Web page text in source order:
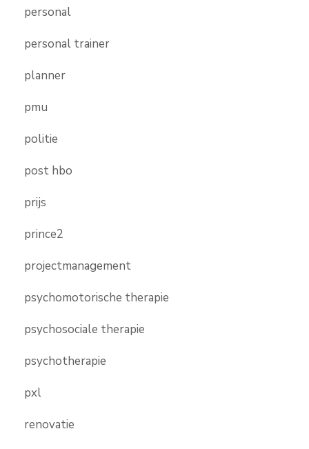
personal
personal trainer
planner
pmu
politie
post hbo
prijs
prince2
projectmanagement
psychomotorische therapie
psychosociale therapie
psychotherapie
pxl
renovatie